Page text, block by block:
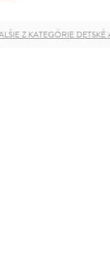
Z KATEGÓRIE